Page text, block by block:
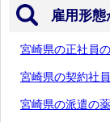
雇用形
宮崎県の正社員
宮崎県の契約社
宮崎県の派遣の